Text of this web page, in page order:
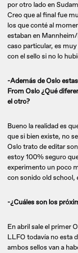
por otro lado en
Creo que al final fue
los que conté al
estaban en
caso particular, es
con el sello si no lo
-Además de Oslo
From Oslo ¿Qué
el otro?
Bueno la realidad es
que si bien existe, no
Oslo trato de editar
estoy 100% seguro
experimento un poco
con sonido old school,
-¿Cuáles son los
En abril sale el primer
LLFO todavía no esta
ambos sellos van a